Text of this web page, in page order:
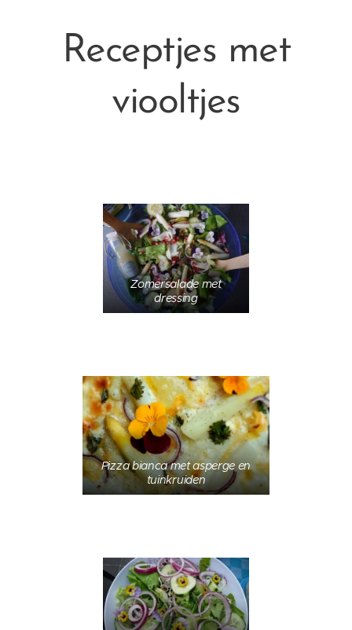
Receptjes met
viooltjes
Zomersalade met
dressing
Pizza bianca met asperge en
tuinkruiden